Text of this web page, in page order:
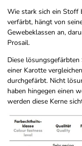
Wie stark sich ein Stoff
verfärbt, hängt von
Gewebeklassen an,
Prosail.
Diese
einer Karotte
durchgefärbt. Nicht
haben hingegen einen
werden diese Kerne